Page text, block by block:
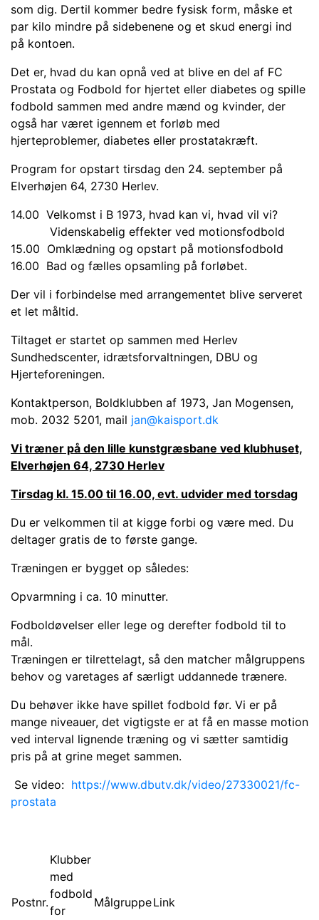
som dig. Dertil kommer bedre fysisk form, måske et
par kilo mindre på sidebenene og et skud energi ind
på kontoen.
Det er, hvad du kan opnå ved at blive en del af FC
Prostata og Fodbold for hjertet eller diabetes og spille
fodbold sammen med andre mænd og kvinder, der
også har været igennem et forløb med
hjerteproblemer, diabetes eller pro­statakræft.
Program for opstart tirsdag den 24. september på
Elverhøjen 64, 2730 Herlev.
14.00 Velkomst i B 1973, hvad kan vi, hvad vil vi?
Videnskabelig effekter ved motionsfodbold
15.00 Omklædning og opstart på motionsfodbold
16.00 Bad og fælles opsamling på forløbet.
Der vil i forbindelse med arrangementet blive serveret
et let måltid.
Tiltaget er startet op sammen med Herlev
Sundhedscenter, idrætsforvaltningen, DBU og
Hjerteforeningen.
Kontaktperson, Boldklubben af 1973, Jan Mogensen,
mob. 2032 5201, mail jan@kaisport.dk
Vi træner på den lille kunstgræsbane ved klubhuset,
Elverhøjen 64, 2730 Herlev
Tirsdag kl. 15.00 til 16.00, evt. udvider med torsdag
Du er velkommen til at kigge forbi og være med. Du
deltager gratis de to første gange.
Træningen er bygget op således:
Opvarmning i ca. 10 minutter.
Fodboldøvelser eller lege og derefter fodbold til to
mål.
Træningen er tilrettelagt, så den matcher målgruppens
behov og varetages af særligt uddannede trænere.
Du behøver ikke have spillet fodbold før. Vi er på
mange niveauer, det vigtigste er at få en masse motion
ved interval lignende træning og vi sætter samtidig
pris på at grine meget sammen.
Se video: https://www.dbutv.dk/video/27330021/fc-
prostata
Postnr.
Klubber
med
fodbold
for
MålgruppeLink